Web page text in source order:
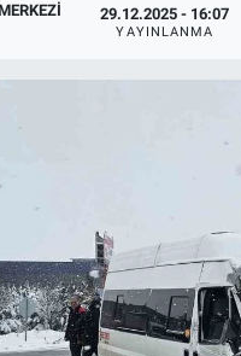
29.12.2025 - 16:07
YAYINLANMA